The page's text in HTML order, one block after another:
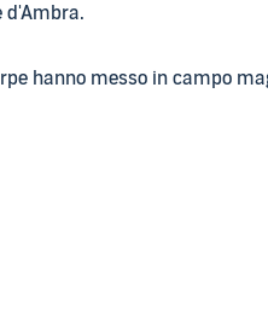
d'Ambra.
hanno messo in campo
dai suoi nemici, Merle è